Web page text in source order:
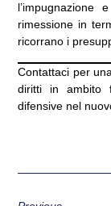
l’impugnazione
rimessione in
ricorrano i
Contattaci per
diritti in ambito
difensive nel